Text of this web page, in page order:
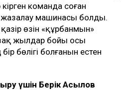
команда соған
жазалау машинасы болды.
өзін «құрбанмын»
жылдар бойы осы
бөлігі болғанын естен
үшін Берік Асылов